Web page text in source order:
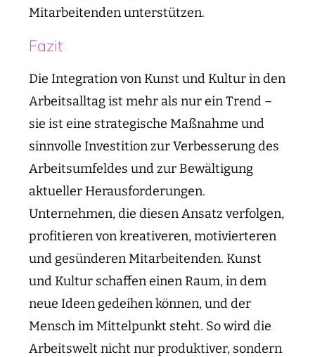
Mitarbeitenden unterstützen.
Fazit
Die Integration von Kunst und Kultur in den
Arbeitsalltag ist mehr als nur ein Trend –
sie ist eine strategische Maßnahme und
sinnvolle Investition zur Verbesserung des
Arbeitsumfeldes und zur Bewältigung
aktueller Herausforderungen.
Unternehmen, die diesen Ansatz verfolgen,
profitieren von kreativeren, motivierteren
und gesünderen Mitarbeitenden. Kunst
und Kultur schaffen einen Raum, in dem
neue Ideen gedeihen können, und der
Mensch im Mittelpunkt steht. So wird die
Arbeitswelt nicht nur produktiver, sondern